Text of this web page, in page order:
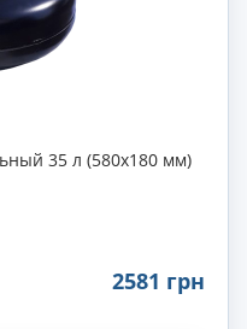
35 л (580х180 мм)
2581 грн